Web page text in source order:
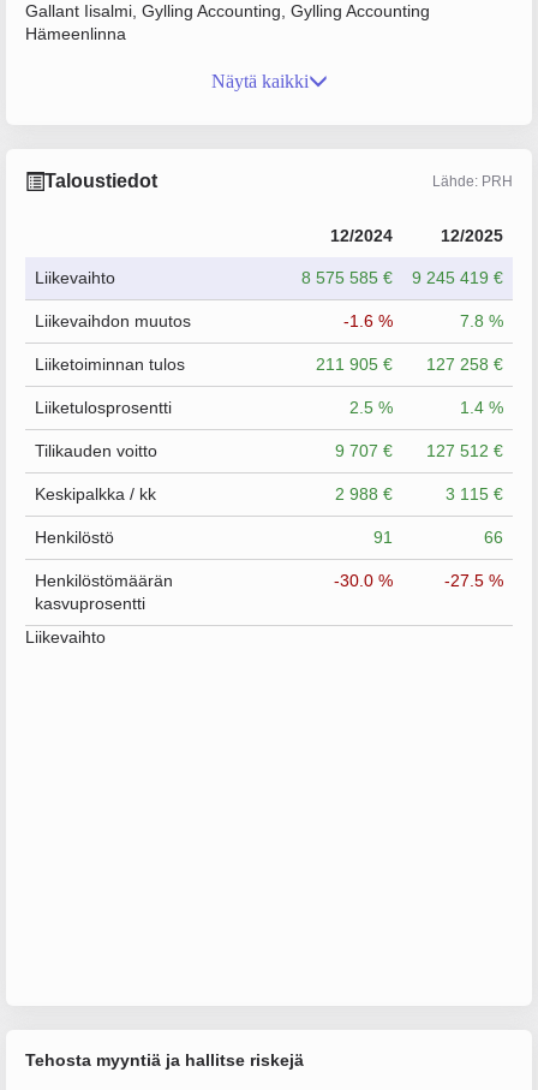
Gallant Iisalmi, Gylling Accounting, Gylling Accounting
Hämeenlinna
Näytä kaikki
Taloustiedot Lähde: PRH
12/2024 12/2025
Liikevaihto 8 575 585 € 9 245 419 €
Liikevaihdon muutos -1.6 % 7.8 %
Liiketoiminnan tulos 211 905 € 127 258 €
Liiketulosprosentti 2.5 % 1.4 %
Tilikauden voitto 9 707 € 127 512 €
Keskipalkka / kk 2 988 € 3 115 €
Henkilöstö 91 66
Henkilöstömäärän
kasvuprosentti
-30.0 % -27.5 %
Liikevaihto
Tehosta myyntiä ja hallitse riskejä